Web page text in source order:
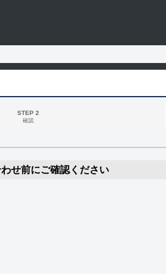
STEP 2
確認
せ前にご確認ください